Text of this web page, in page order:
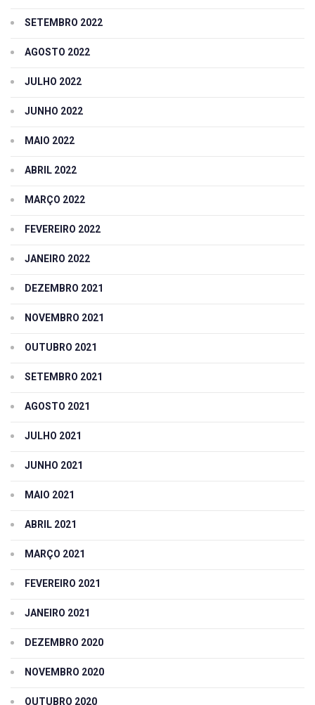
SETEMBRO 2022
AGOSTO 2022
JULHO 2022
JUNHO 2022
MAIO 2022
ABRIL 2022
MARÇO 2022
FEVEREIRO 2022
JANEIRO 2022
DEZEMBRO 2021
NOVEMBRO 2021
OUTUBRO 2021
SETEMBRO 2021
AGOSTO 2021
JULHO 2021
JUNHO 2021
MAIO 2021
ABRIL 2021
MARÇO 2021
FEVEREIRO 2021
JANEIRO 2021
DEZEMBRO 2020
NOVEMBRO 2020
OUTUBRO 2020